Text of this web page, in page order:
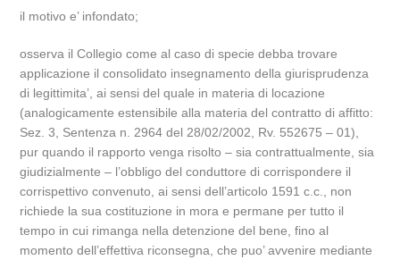
il motivo e’ infondato;
osserva il Collegio come al caso di specie debba trovare
applicazione il consolidato insegnamento della giurisprudenza
di legittimita’, ai sensi del quale in materia di locazione
(analogicamente estensibile alla materia del contratto di affitto:
Sez. 3, Sentenza n. 2964 del 28/02/2002, Rv. 552675 – 01),
pur quando il rapporto venga risolto – sia contrattualmente, sia
giudizialmente – l’obbligo del conduttore di corrispondere il
corrispettivo convenuto, ai sensi dell’articolo 1591 c.c., non
richiede la sua costituzione in mora e permane per tutto il
tempo in cui rimanga nella detenzione del bene, fino al
momento dell’effettiva riconsegna, che puo’ avvenire mediante